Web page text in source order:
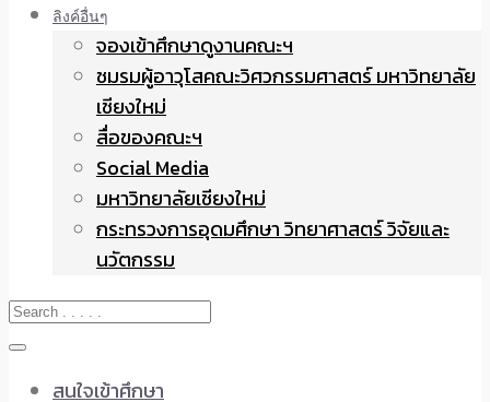
ลิงค์อื่นๆ
จองเข้าศึกษาดูงานคณะฯ
ชมรมผู้อาวุโสคณะวิศวกรรมศาสตร์ มหาวิทยาลัย
เชียงใหม่
สื่อของคณะฯ
Social Media
มหาวิทยาลัยเชียงใหม่
กระทรวงการอุดมศึกษา วิทยาศาสตร์ วิจัยและ
นวัตกรรม
สนใจเข้าศึกษา